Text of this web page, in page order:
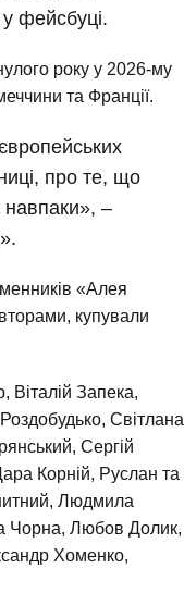
у фейсбуці.
року у 2026-му
та Франції.
про те, що
навпаки», –
«Алея
купували
Віталій Запека,
Світлана
Сергій
Корній, Руслан та
Людмила
Чорна, Любов Долик,
Хоменко,